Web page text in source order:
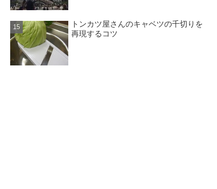
トンカツ屋さんのキャベツの千切りを
再現するコツ